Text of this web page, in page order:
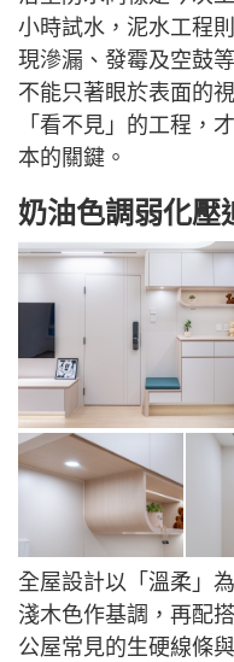
小時試水，泥水工程
現滲漏、發霉及空鼓
不能只著眼於表面的
「看不見」的工程，
本的關鍵。
奶油色調弱化壓
全屋設計以「溫柔」
淺木色作基調，再配
公屋常見的生硬線條